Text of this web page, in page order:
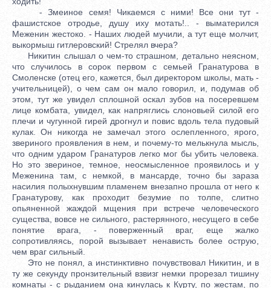
- Змеиное семя! Чикаемся с ними! Все они тут -
фашистское отродье, душу иху мотать!.. - выматерился
Меженин жестоко. - Наших людей мучили, а тут еще молчит,
выкормыш гитлеровский! Стрелял вчера?
Никитин слышал о чем-то страшном, детально неясном,
что случилось в сорок первом с семьей Гранатурова в
Смоленске (отец его, кажется, был директором школы, мать -
учительницей), о чем сам он мало говорил, и, подумав об
этом, тут же увидел сплошной оскал зубов на посеревшем
лице комбата, увидел, как напряглись слоновьей силой его
плечи и чугунной гирей дрогнул и повис вдоль тела пудовый
кулак. Он никогда не замечал этого ослепленного, ярого,
звериного проявления в нем, и почему-то мелькнула мысль,
что одним ударом Гранатуров легко мог бы убить человека.
Но это звериное, темное, неосмысленное проявилось и у
Меженина там, с немкой, в мансарде, точно бы зараза
насилия полыхнувшим пламенем внезапно прошла от него к
Гранатурову, как проходит безумие по толпе, слитно
опьяненной жаждой мщения при встрече человеческого
существа, вовсе не сильного, растерянного, несущего в себе
понятие врага, - поверженный враг, еще жалко
сопротивляясь, порой вызывает ненависть более острую,
чем враг сильный.
Это не понял, а инстинктивно почувствовал Никитин, и в
ту же секунду пронзительный взвизг немки прорезал тишину
комнаты - с рыданием она кинулась к Курту, по жестам, по